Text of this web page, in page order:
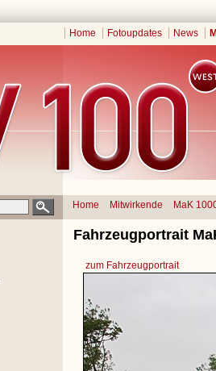
Home Fotoupdates News
Home Mitwirkende MaK
Fahrzeugportrait
zum Fahrzeugportrait